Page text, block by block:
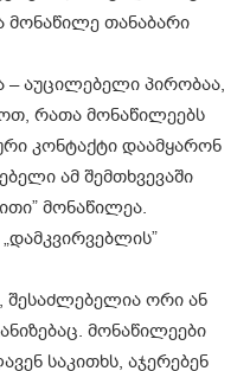
მონაწილე თანაბარი
– აუცილებელი პირობაა,
რათა მონაწილეებს
კონტაქტი დაამყარონ
ამ შემთხვევაში
მონაწილეა.
შესაძლებელია ორი ან
მონაწილეები
საკითხს, აჯერებენ